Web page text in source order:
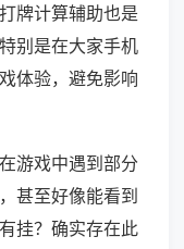
牌计算辅助也是
别是在大家手机
体验，避免影响
游戏中遇到部分
甚至好像能看到
挂？确实存在此